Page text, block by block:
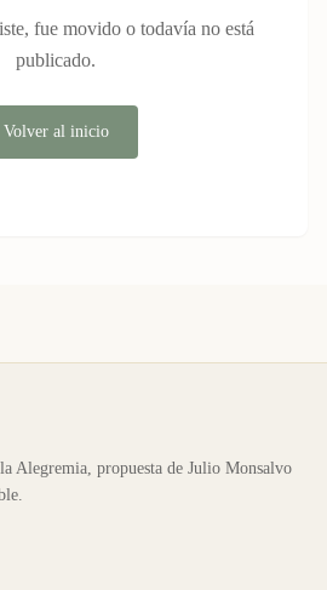
fue movido o todavía no está
publicado.
Volver al inicio
Alegremia, propuesta de Julio Monsalvo